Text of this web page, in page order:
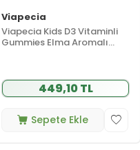
Viapecia
Viapecia Kids D3 Vitaminli
Gummies Elma Aromalı
449,10 TL
Sepete Ekle